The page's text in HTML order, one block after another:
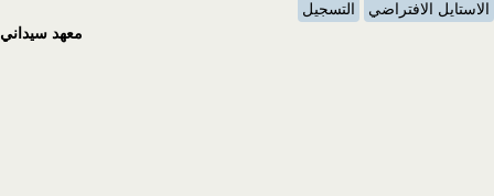
الاستايل الافتراضي
التسجيل
معهد سيداني